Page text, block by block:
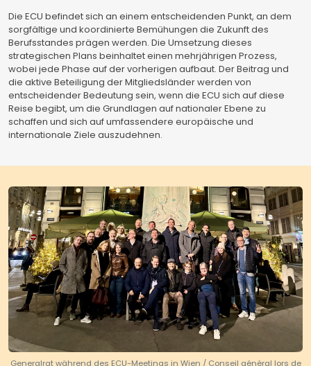
Die ECU befindet sich an einem entscheidenden Punkt, an dem
sorgfältige und koordinierte Bemühungen die Zukunft des
Berufsstandes prägen werden. Die Umsetzung dieses
strategischen Plans beinhaltet einen mehrjährigen Prozess,
wobei jede Phase auf der vorherigen aufbaut. Der Beitrag und
die aktive Beteiligung der Mitgliedsländer werden von
entscheidender Bedeutung sein, wenn die ECU sich auf diese
Reise begibt, um die Grundlagen auf nationaler Ebene zu
schaffen und sich auf umfassendere europäische und
internationale Ziele auszudehnen.
Generalrat während des ECU-Meetings in Wien / Conseil général lors de